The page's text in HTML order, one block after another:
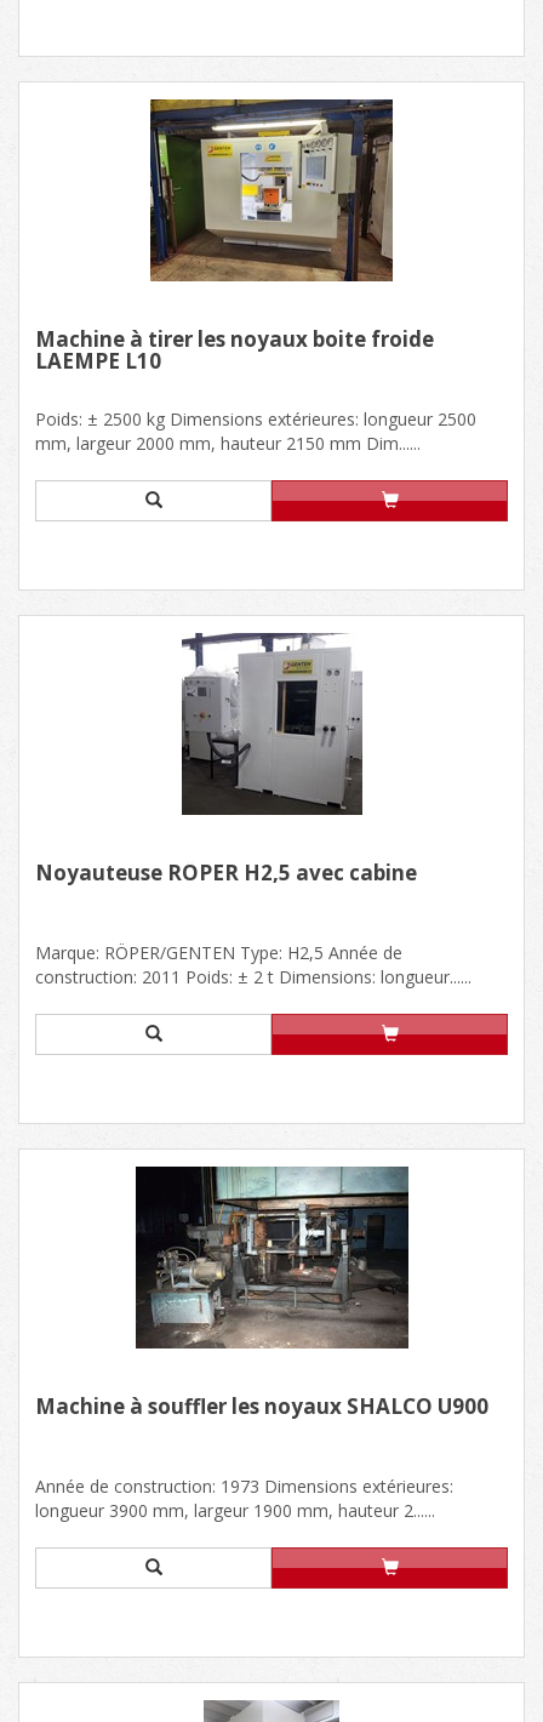
Machine à tirer les noyaux boite froide
LAEMPE L10
Poids: ± 2500 kg Dimensions extérieures: longueur 2500
mm, largeur 2000 mm, hauteur 2150 mm Dim......
Noyauteuse RÖPER H2,5 avec cabine
Marque: RÖPER/GENTEN Type: H2,5 Année de
construction: 2011 Poids: ± 2 t Dimensions: longueur......
Machine à souffler les noyaux SHALCO U900
Année de construction: 1973 Dimensions extérieures:
longueur 3900 mm, largeur 1900 mm, hauteur 2......